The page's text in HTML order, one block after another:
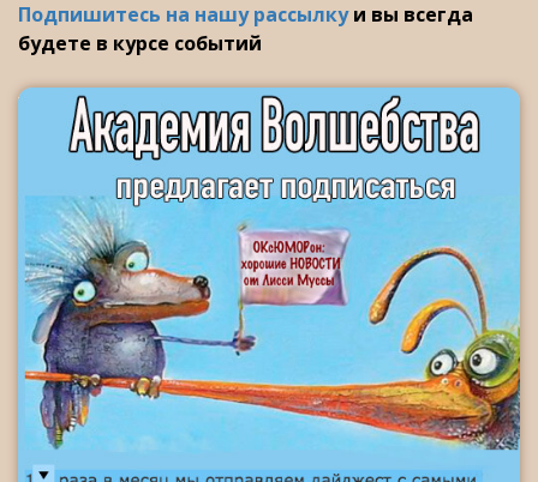
Подпишитесь на нашу рассылкуи вы всегда
будете в курсе событий